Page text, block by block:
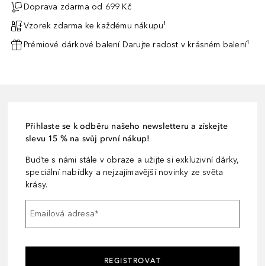
Doprava zdarma od 699 Kč
Vzorek zdarma ke každému nákupu¹
Prémiové dárkové balení Darujte radost v krásném balení¹
Přihlaste se k odběru našeho newsletteru a získejte
slevu 15 % na svůj první nákup!
Buďte s námi stále v obraze a užijte si exkluzivní dárky,
speciální nabídky a nejzajímavější novinky ze světa
krásy.
Emailová adresa*
REGISTROVAT